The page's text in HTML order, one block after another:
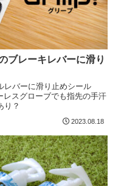
ブレーキレバーに滑り
レバーに滑り止めシール
レスグローブでも指先の手汗
り？
2023.08.18